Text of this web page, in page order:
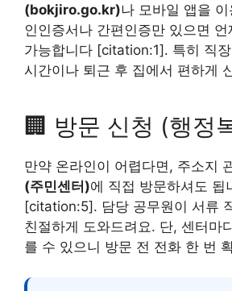
(bokjiro.go.kr)나 모바일 앱을
인인증서나 간편인증만 있으면
가능합니다 [citation:1]. 특히 직
시간이나 퇴근 후 집에서 편하게
🏢 방문 신청 (행정
만약 온라인이 어렵다면, 주소지
(주민센터)에 직접 방문하셔도
[citation:5]. 담당 공무원이 서류
친절하게 도와드려요. 단, 센터마
를 수 있으니 방문 전 전화 한 번